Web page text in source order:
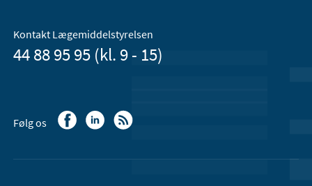
Kontakt Lægemiddelstyrelsen
44 88 95 95 (kl. 9 - 15)
Følg os